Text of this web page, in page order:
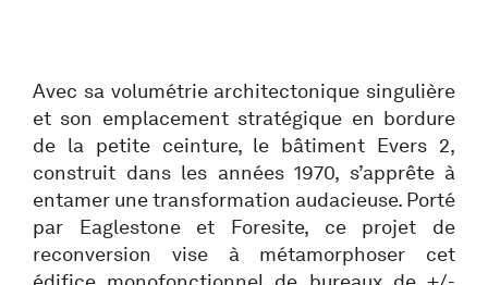
Avec sa volumétrie architectonique singulière
et son emplacement stratégique en bordure
de la petite ceinture, le bâtiment Evers 2,
construit dans les années 1970, s’apprête à
entamer une transformation audacieuse. Porté
par Eaglestone et Foresite, ce projet de
reconversion vise à métamorphoser cet